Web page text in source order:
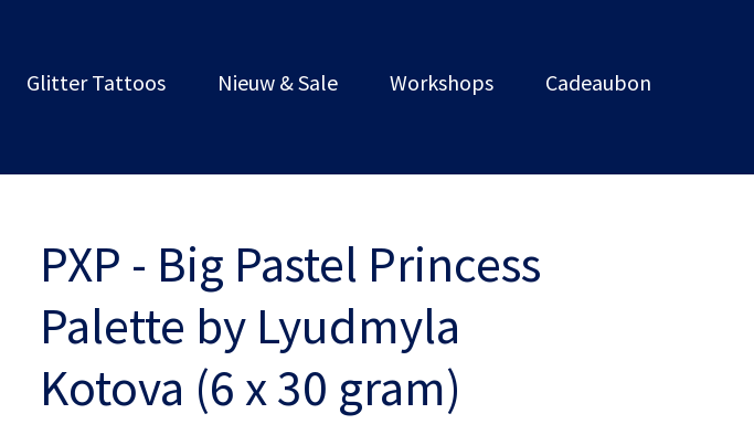
Glitter Tattoos Nieuw & Sale Workshops Cadeaubon
PXP - Big Pastel Princess
Palette by Lyudmyla
Kotova (6 x 30 gram)